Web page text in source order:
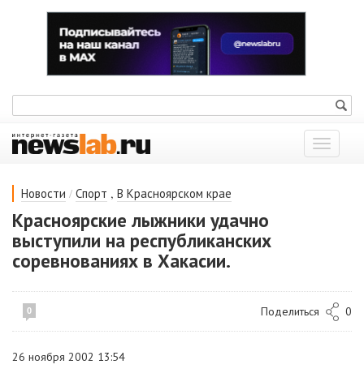
Показать
меню
Новости / Спорт , В Красноярском крае
Красноярские лыжники удачно
выступили на республиканских
соревнованиях в Хакасии.
0 Поделиться 0
26 ноября 2002 13:54